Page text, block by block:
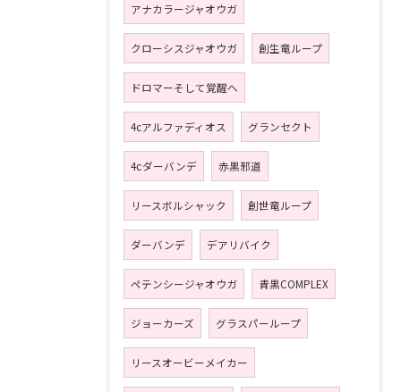
アナカラージャオウガ
クローシスジャオウガ 創生竜ループ
ドロマーそして覚醒へ
4cアルファディオス グランセクト
4ⅽダーバンデ 赤黒邪道
リースボルシャック 創世竜ループ
ダーバンデ デアリバイク
ペテンシージャオウガ 青黒COMPLEX
ジョーカーズ グラスパーループ
リースオービーメイカー